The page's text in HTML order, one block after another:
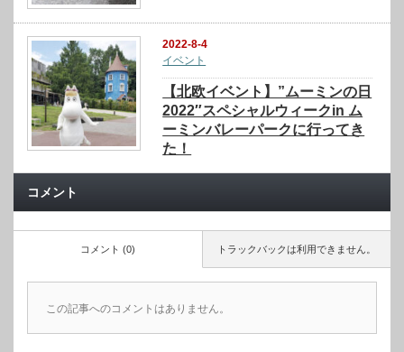
2022-8-4
イベント
【北欧イベント】”ムーミンの日
2022″スペシャルウィークin ム
ーミンバレーパークに行ってき
た！
コメント
トラックバックは利用できません。
コメント (0)
この記事へのコメントはありません。